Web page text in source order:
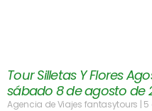
Tour Silletas Y Flores
sábado 8 de agosto de
Agencia de Viajes fantasytours 5